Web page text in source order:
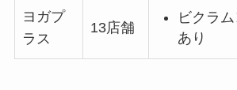
ヨガプ
ラス
13店舗
ビクラ
あり